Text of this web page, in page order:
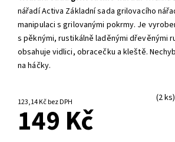
nářadí Activa Základní sada grilovacího
manipulaci s grilovanými pokrmy. Je
s pěknými, rustikálně laděnými dřevěnými
obsahuje vidlici, obracečku a kleště.
na háčky.
123,14 Kč bez DPH (2 ks)
149 Kč